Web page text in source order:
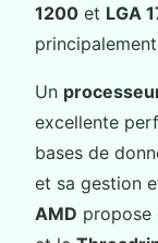
1200 et LGA
Un
excellente
bases de
et sa gestion
AMD propose